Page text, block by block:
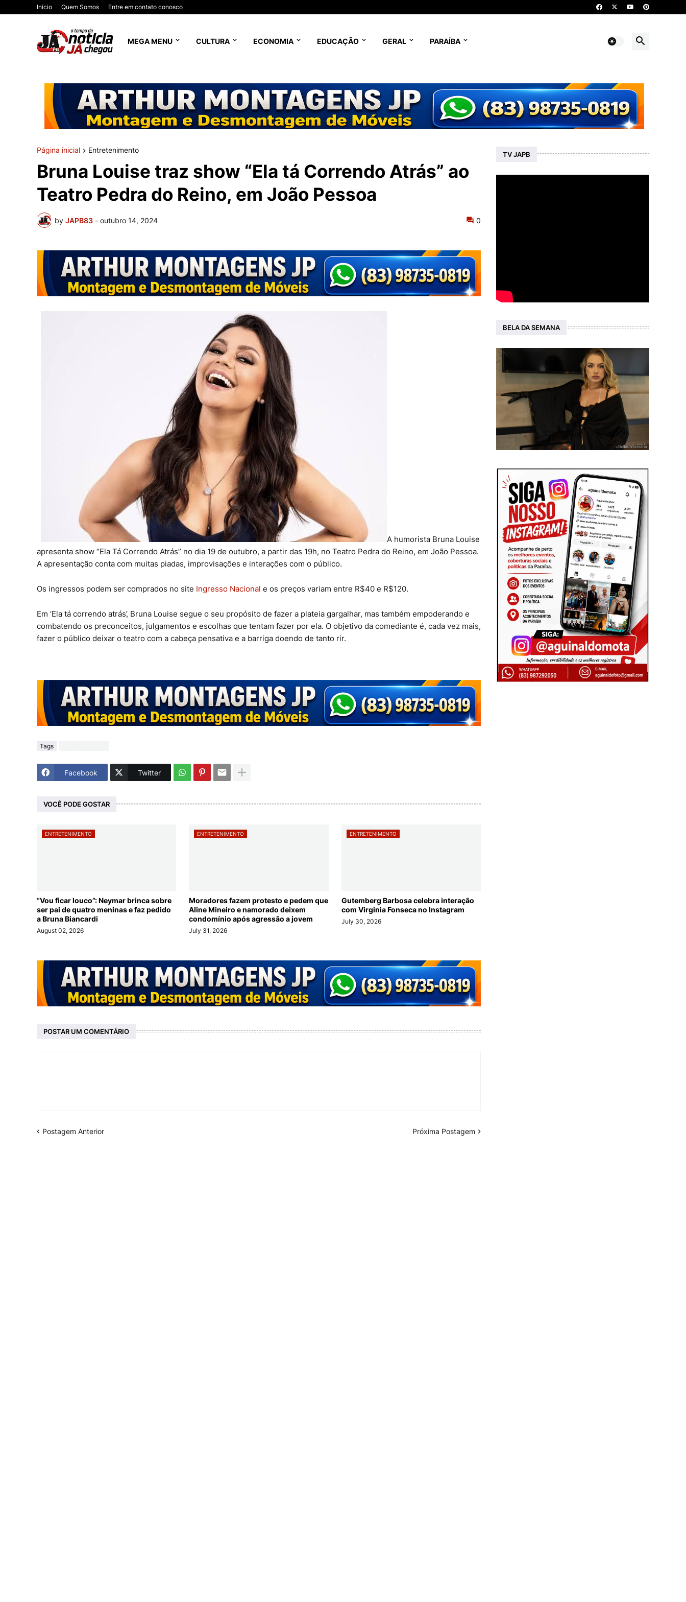
Início Quem Somos Entre em contato conosco
MEGA MENU CULTURA ECONOMIA EDUCAÇÃO GERAL PARAÍBA
Página inicial Entretenimento
Bruna Louise traz show “Ela tá Correndo Atrás” ao
Teatro Pedra do Reino, em João Pessoa
by JAPB83 - outubro 14, 2024 0
A humorista Bruna Louise
apresenta show “Ela Tá Correndo Atrás” no dia 19 de outubro, a partir das 19h, no Teatro Pedra do Reino, em João Pessoa.
A apresentação conta com muitas piadas, improvisações e interações com o público.
Os ingressos podem ser comprados no site Ingresso Nacional e os preços variam entre R$40 e R$120.
Em ‘Ela tá correndo atrás’, Bruna Louise segue o seu propósito de fazer a plateia gargalhar, mas também empoderando e
combatendo os preconceitos, julgamentos e escolhas que tentam fazer por ela. O objetivo da comediante é, cada vez mais,
fazer o público deixar o teatro com a cabeça pensativa e a barriga doendo de tanto rir.
Tags
Facebook Twitter
VOCÊ PODE GOSTAR
ENTRETENIMENTO
“Vou ficar louco”: Neymar brinca sobre
ser pai de quatro meninas e faz pedido
a Bruna Biancardi
August 02, 2026
ENTRETENIMENTO
Moradores fazem protesto e pedem que
Aline Mineiro e namorado deixem
condomínio após agressão a jovem
July 31, 2026
ENTRETENIMENTO
Gutemberg Barbosa celebra interação
com Virginia Fonseca no Instagram
July 30, 2026
POSTAR UM COMENTÁRIO
Postagem Anterior Próxima Postagem
TV JAPB
BELA DA SEMANA